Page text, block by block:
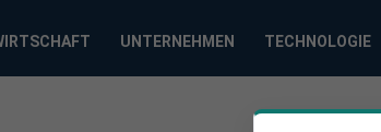
UNTERNEHMEN TECHNOLOGIE